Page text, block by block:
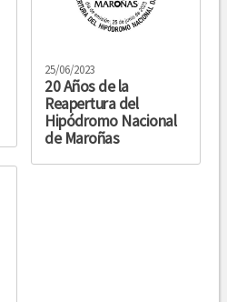
25/06/2023
20 Años de la
Reapertura del
Hipódromo Nacional
de Maroñas